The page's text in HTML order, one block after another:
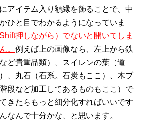
アイテム入り額縁を飾ることで、中
ひと目でわかるようになっていま
押しながら）でないと開いてしま
。 例えば上の画像なら、左上から鉄
ど貴重品類）、スイレンの葉（道
、丸石（石系。石炭もここ）、木ブ
段など加工してあるものもここ）で
きたらもっと細分化すればいいです
なんで十分かな、と思います。